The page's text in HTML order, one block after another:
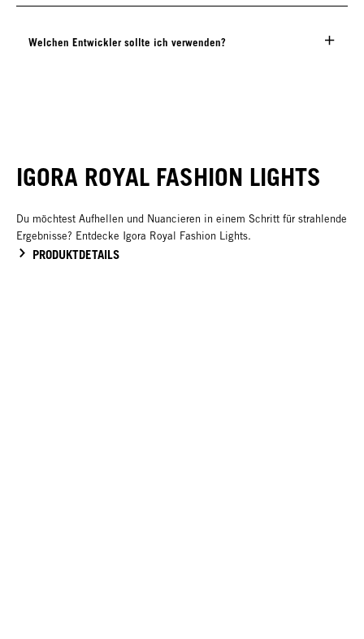
Welchen Entwickler sollte ich verwenden?
IGORA ROYAL FASHION LIGHTS
Du möchtest Aufhellen und Nuancieren in einem Schritt für strahlende
Ergebnisse? Entdecke Igora Royal Fashion Lights.
PRODUKTDETAILS